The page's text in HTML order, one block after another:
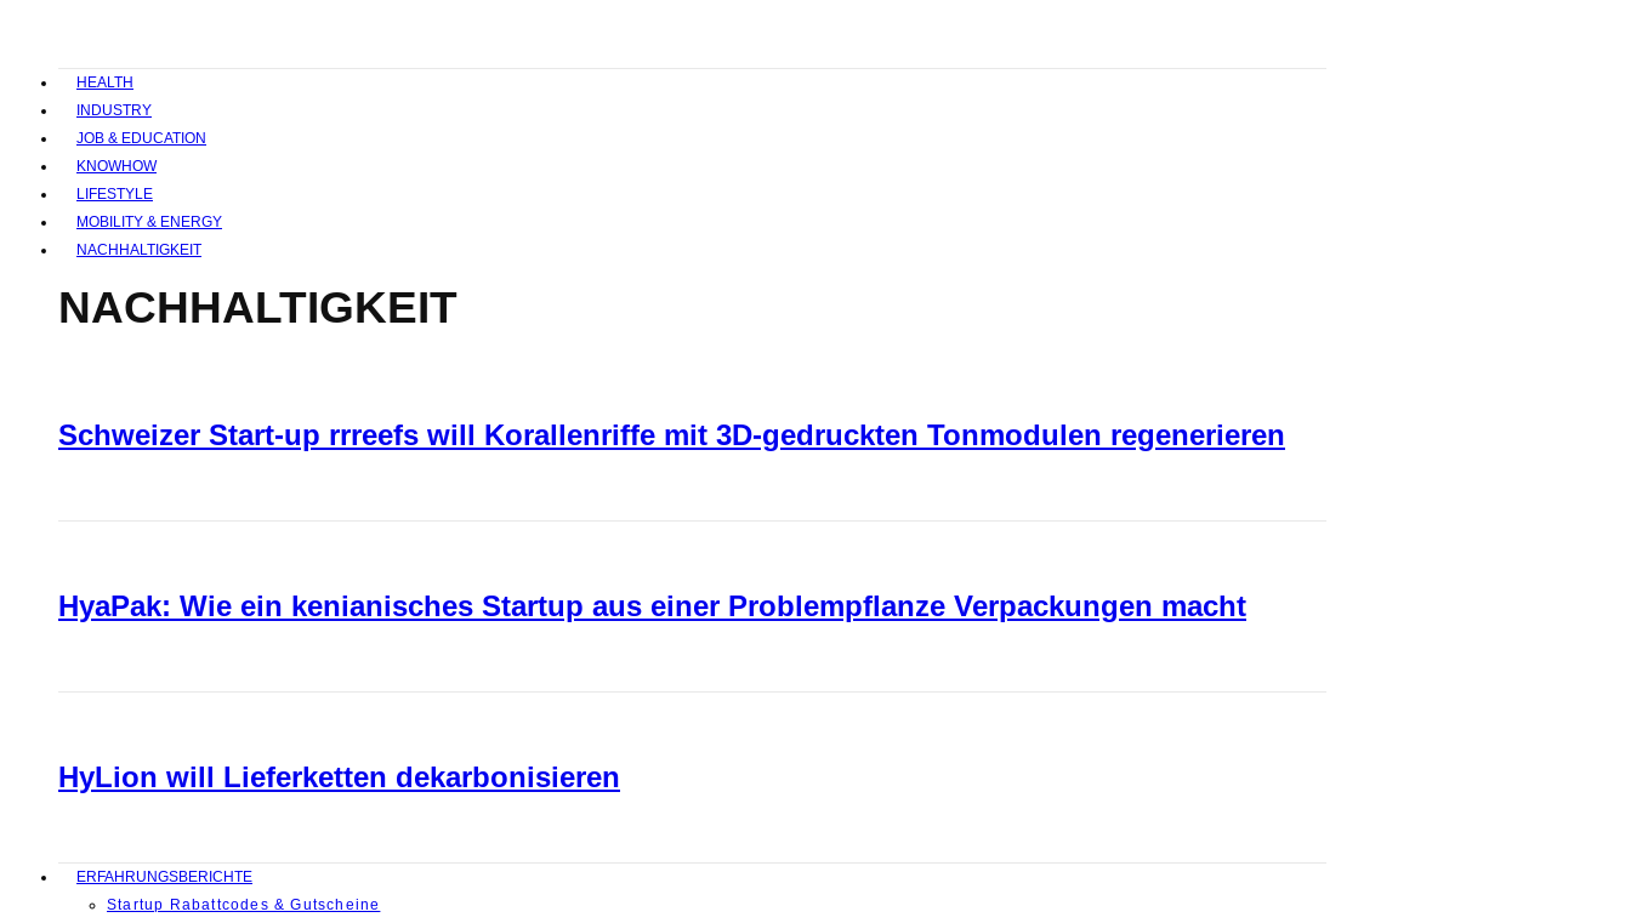
HEALTH
INDUSTRY
JOB & EDUCATION
KNOWHOW
LIFESTYLE
MOBILITY & ENERGY
NACHHALTIGKEIT
NACHHALTIGKEIT
Schweizer Start-up rrreefs will Korallenriffe mit 3D-gedruckten Tonmodulen regenerieren
HyaPak: Wie ein kenianisches Startup aus einer Problempflanze Verpackungen macht
HyLion will Lieferketten dekarbonisieren
ERFAHRUNGSBERICHTE
Startup Rabattcodes & Gutscheine